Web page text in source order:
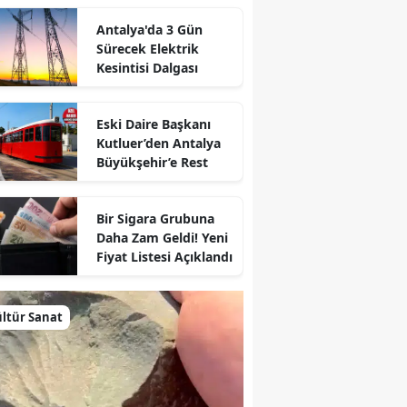
Antalya'da 3 Gün
Sürecek Elektrik
Kesintisi Dalgası
Eski Daire Başkanı
Kutluer’den Antalya
Büyükşehir’e Rest
Bir Sigara Grubuna
Daha Zam Geldi! Yeni
Fiyat Listesi Açıklandı
Sanat